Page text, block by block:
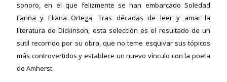
sonoro, en el que felizmente se han embarcado Soledad
Fariña y Eliana Ortega. Tras décadas de leer y amar la
literatura de Dickinson, esta selección es el resultado de un
sutil recorrido por su obra, que no teme esquivar sus tópicos
más controvertidos y establece un nuevo vínculo con la poeta
de Amherst.